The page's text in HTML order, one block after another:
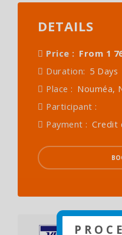
P R O C
DETAILS
Price : From 1
Duration: 5 Days
Place : Nouméa,
Participant :
Payment : Credit